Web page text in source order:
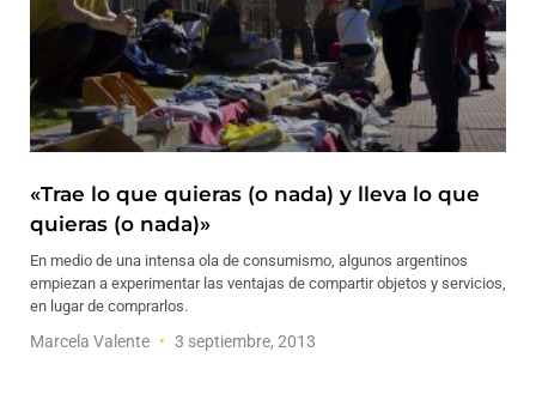
«Trae lo que quieras (o nada) y lleva lo que
quieras (o nada)»
En medio de una intensa ola de consumismo, algunos argentinos
empiezan a experimentar las ventajas de compartir objetos y servicios,
en lugar de comprarlos.
Marcela Valente 3 septiembre, 2013